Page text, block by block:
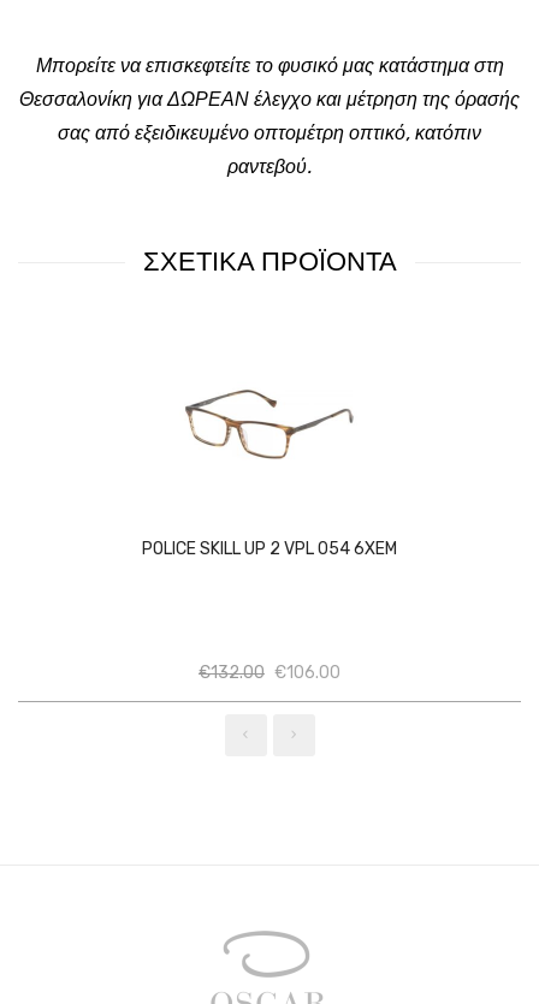
Μπορείτε να επισκεφτείτε το φυσικό μας κατάστημα στη
Θεσσαλονίκη για ΔΩΡΕΑΝ έλεγχο και μέτρηση της όρασής
σας από εξειδικευμένο οπτομέτρη οπτικό, κατόπιν
ραντεβού.
ΣΧΕΤΙΚΑ ΠΡΟΪΟΝΤΑ
POLICE SKILL UP 2 VPL 054 6XEM
€132.00 Ποσότητα
€106.00